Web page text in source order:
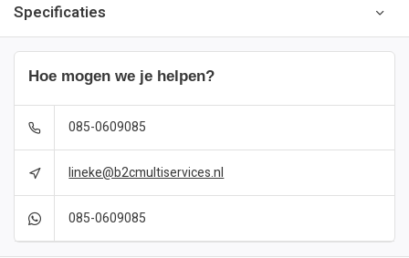
Specificaties
Hoe mogen we je helpen?
085-0609085
lineke@b2cmultiservices.nl
085-0609085